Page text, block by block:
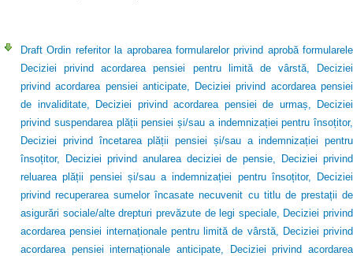
Draft Ordin referitor la aprobarea formularelor privind aprobă formularele
Deciziei privind acordarea pensiei pentru limită de vârstă, Deciziei
privind acordarea pensiei anticipate, Deciziei privind acordarea pensiei
de invaliditate, Deciziei privind acordarea pensiei de urmaș, Deciziei
privind suspendarea plății pensiei și/sau a indemnizației pentru însoțitor,
Deciziei privind încetarea plății pensiei și/sau a indemnizației pentru
însoțitor, Deciziei privind anularea deciziei de pensie, Deciziei privind
reluarea plății pensiei și/sau a indemnizației pentru însoțitor, Deciziei
privind recuperarea sumelor încasate necuvenit cu titlu de prestații de
asigurări sociale/alte drepturi prevăzute de legi speciale, Deciziei privind
acordarea pensiei internaționale pentru limită de vârstă, Deciziei privind
acordarea pensiei internaționale anticipate, Deciziei privind acordarea